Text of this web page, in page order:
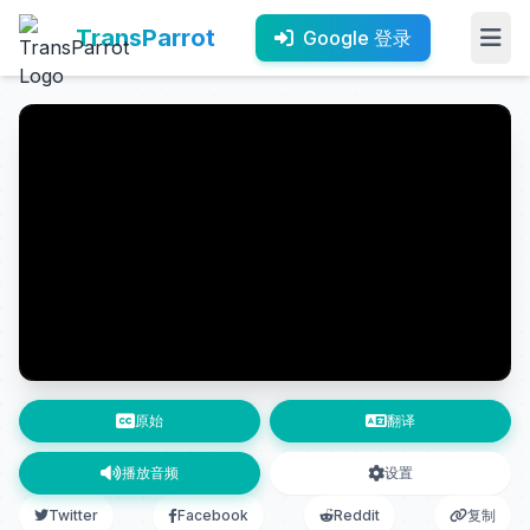
TransParrot Google 登录
原始 翻译
播放音频 设置
Twitter Facebook Reddit 复制